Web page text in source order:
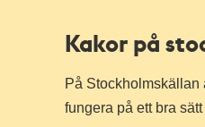
Kakor på
På Stockholmskällan
fungera på ett bra